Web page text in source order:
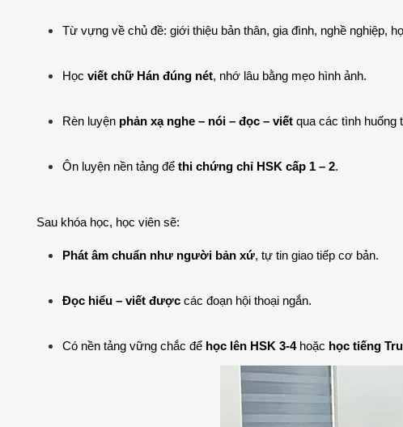
Từ vựng về chủ đề: giới thiệu bản thân, gia đình, nghề nghiệp,
Học viết chữ Hán đúng nét, nhớ lâu bằng mẹo hình ảnh.
Rèn luyện phản xạ nghe – nói – đọc – viết qua các tình huống
Ôn luyện nền tảng để thi chứng chỉ HSK cấp 1 – 2.
Sau khóa học, học viên sẽ:
Phát âm chuẩn như người bản xứ, tự tin giao tiếp cơ bản.
Đọc hiểu – viết được các đoạn hội thoại ngắn.
Có nền tảng vững chắc để học lên HSK 3-4 hoặc học tiếng